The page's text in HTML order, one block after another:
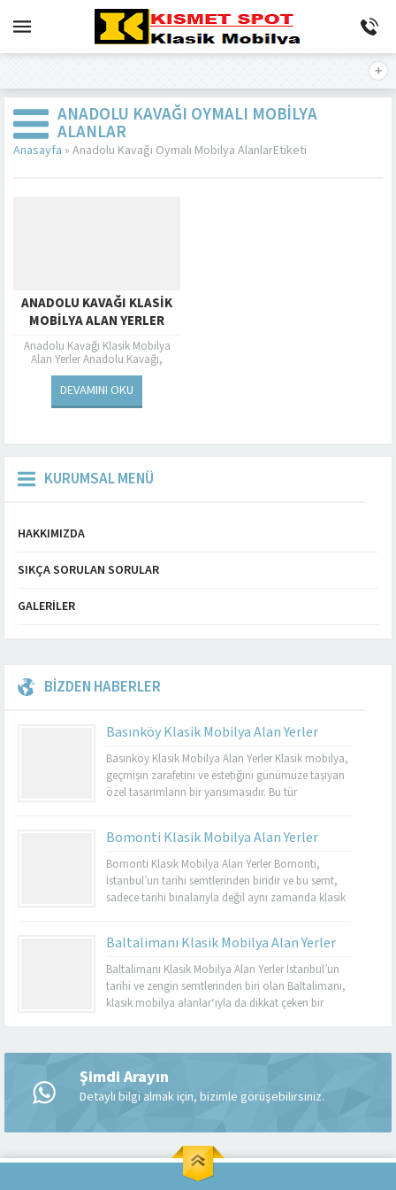
ANADOLU KAVAĞI OYMALI MOBILYA
ALANLAR
Anasayfa » Anadolu Kavağı Oymalı Mobilya AlanlarEtiketi
ANADOLU KAVAĞI KLASIK
MOBILYA ALAN YERLER
Anadolu Kavağı Klasik Mobilya
Alan Yerler Anadolu Kavağı,
İstanbul’un Sarıyer ilçesine bağlı
olan ve Karadeniz ile Boğaz’ın
DEVAMINI OKU
KURUMSAL MENÜ
HAKKIMIZDA
SIKÇA SORULAN SORULAR
GALERILER
BİZDEN HABERLER
Basınköy Klasik Mobilya Alan Yerler
Basınköy Klasik Mobilya Alan Yerler Klasik mobilya,
geçmişin zarafetini ve estetiğini günümüze taşıyan
özel tasarımların bir yansımasıdır. Bu tür
mobilya alan yerler, bu tür özel parçaları
değerlendirmek isteyenler için mükemmel bir
seçenektir. Eğer siz de eski mobilyalarınızı satmayı...
Bomonti Klasik Mobilya Alan Yerler
Bomonti Klasik Mobilya Alan Yerler Bomonti,
İstanbul’un tarihi semtlerinden biridir ve bu semt,
sadece tarihi binalarıyla değil aynı zamanda klasik
bir semt olup, bu semtte klasik mobilyaları sevenler
için birçok seçenek sunmaktadır. Bomonti klasik
mobilya...
Baltalimanı Klasik Mobilya Alan Yerler
Baltalimanı Klasik Mobilya Alan Yerler İstanbul’un
tarihi ve zengin semtlerinden biri olan Baltalimanı,
klasik mobilya alanlar‘ıyla da dikkat çeken bir
mobilya ürünlerini bulabileceğiniz birçok
mağazaya ev sahipliği yapmaktadır. Bu makalede,
Baltalimanı klasik mobilya alan yerler hakkında...
Şimdi Arayın
Detaylı bilgi almak için, bizimle görüşebilirsiniz.
Cevap Yaz